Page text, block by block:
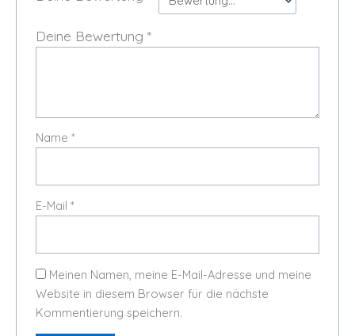
Deine Bewertung*
Name*
E-Mail*
Meinen Namen, meine E-Mail-Adresse und meine
Website in diesem Browser für die nächste
Kommentierung speichern.